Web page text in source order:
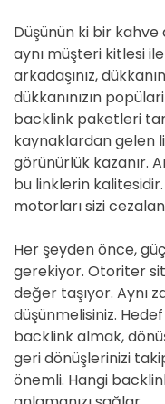
Düşünün ki bir kahve
aynı müşteri kitlesi
arkadaşınız,
dükkanınızın
backlink paketleri
kaynaklardan gelen
görünürlük kazanır.
bu linklerin
motorları sizi
Her şeyden önce,
gerekiyor. Otoriter
değer taşıyor. Aynı
düşünmelisiniz.
backlink almak,
geri dönüşlerinizi
önemli. Hangi